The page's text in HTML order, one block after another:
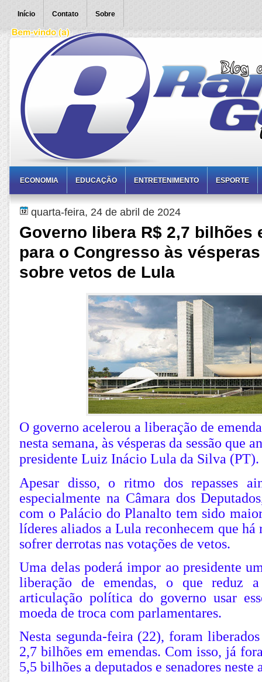
Início Contato Sobre
ECONOMIA EDUCAÇÃO ENTRETENIMENTO ESPORTE
quarta-feira, 24 de abril de 2024
Governo libera R$ 2,7 bilhões
para o Congresso às
sobre vetos de Lula
O governo acelerou a liberação de
nesta semana, às vésperas da sessão que
presidente Luiz Inácio Lula da Silva (PT).
Apesar disso, o ritmo dos repasses
especialmente na Câmara dos
com o Palácio do Planalto tem sido
líderes aliados a Lula reconhecem que há
sofrer derrotas nas votações de vetos.
Uma delas poderá impor ao presidente
liberação de emendas, o que reduz
articulação política do governo usar
moeda de troca com parlamentares.
Nesta segunda-feira (22), foram
2,7 bilhões em emendas. Com isso, já
5,5 bilhões a deputados e senadores neste